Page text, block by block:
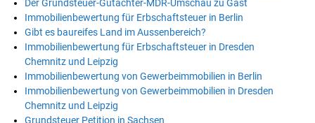
Der Grundsteuer-Gutachter-MDR-Umschau zu Gast
Immobilienbewertung für Erbschaftsteuer in Berlin
Gibt es baureifes Land im Aussenbereich?
Immobilienbewertung für Erbschaftsteuer in Dresden
Chemnitz und Leipzig
Immobilienbewertung von Gewerbeimmobilien in Berlin
Immobilienbewertung von Gewerbeimmobilien in Dresden
Chemnitz und Leipzig
Grundsteuer Petition in Sachsen